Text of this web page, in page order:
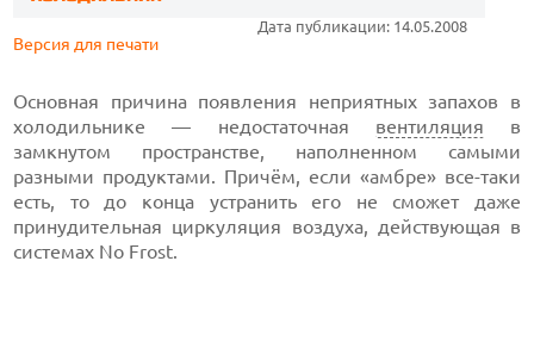
Дата публикации: 14.05.2008
Версия для печати
Основная причина появления неприятных запахов в
холодильнике — недостаточная вентиляция в
замкнутом пространстве, наполненном самыми
разными продуктами. Причём, если «амбре» все-таки
есть, то до конца устранить его не сможет даже
принудительная циркуляция воздуха, действующая в
системах No Frost.